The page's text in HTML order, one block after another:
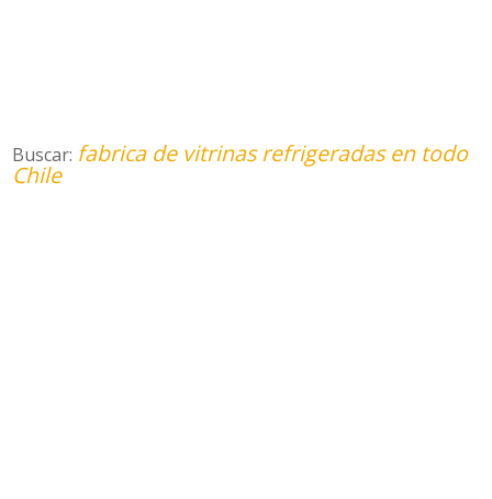
Buscar: fabrica de vitrinas refrigeradas en todo
Chile